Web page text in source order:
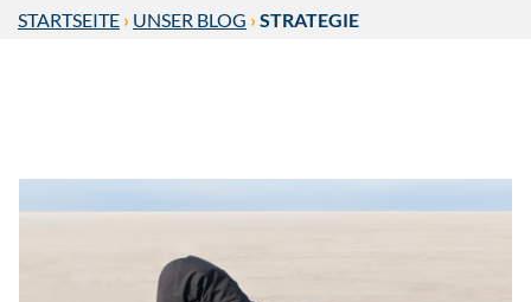
STARTSEITE › UNSER BLOG › STRATEGIE